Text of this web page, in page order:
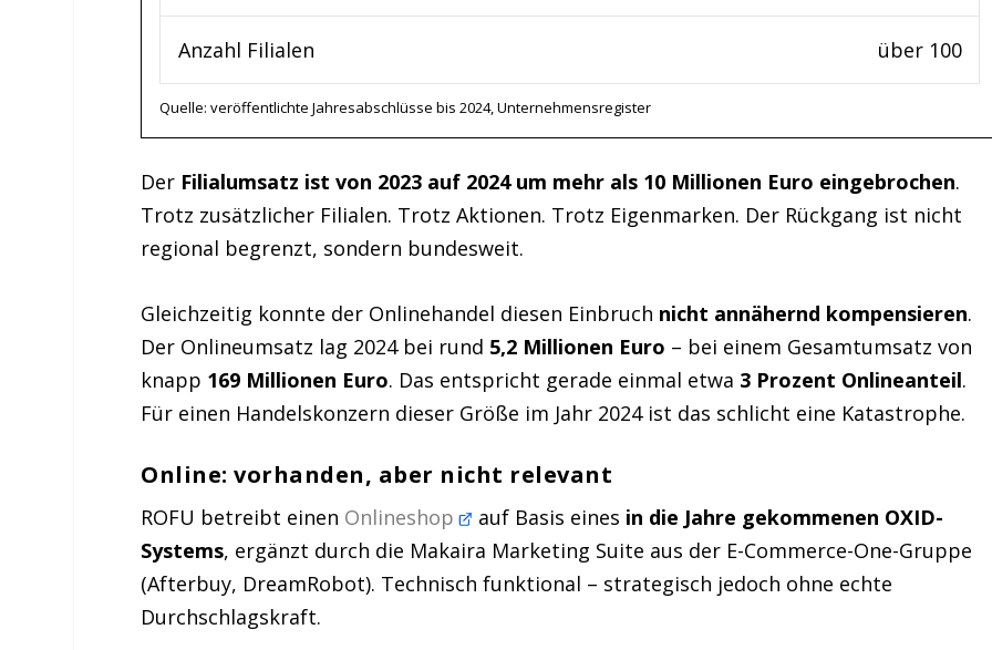
Anzahl Filialen über 100
Quelle: veröffentlichte Jahresabschlüsse bis 2024, Unternehmensregister
Der Filialumsatz ist von 2023 auf 2024 um mehr als 10 Millionen Euro eingebrochen.
Trotz zusätzlicher Filialen. Trotz Aktionen. Trotz Eigenmarken. Der Rückgang ist nicht
regional begrenzt, sondern bundesweit.
Gleichzeitig konnte der Onlinehandel diesen Einbruch nicht annähernd kompensieren.
Der Onlineumsatz lag 2024 bei rund 5,2 Millionen Euro – bei einem Gesamtumsatz von
knapp 169 Millionen Euro. Das entspricht gerade einmal etwa 3 Prozent Onlineanteil.
Für einen Handelskonzern dieser Größe im Jahr 2024 ist das schlicht eine Katastrophe.
Online: vorhanden, aber nicht relevant
ROFU betreibt einen Onlineshop auf Basis eines in die Jahre gekommenen OXID-
Systems, ergänzt durch die Makaira Marketing Suite aus der E-Commerce-One-Gruppe
(Afterbuy, DreamRobot). Technisch funktional – strategisch jedoch ohne echte
Durchschlagskraft.